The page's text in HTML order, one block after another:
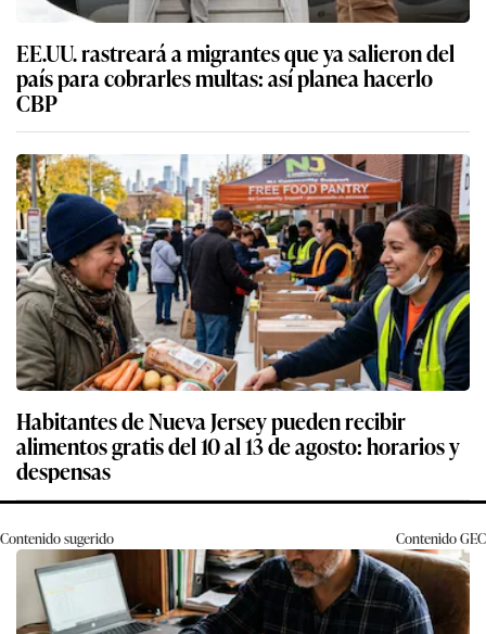
EE.UU. rastreará a migrantes que ya salieron del
país para cobrarles multas: así planea hacerlo
CBP
Habitantes de Nueva Jersey pueden recibir
alimentos gratis del 10 al 13 de agosto: horarios y
despensas
Contenido sugerido ContenidoGEC